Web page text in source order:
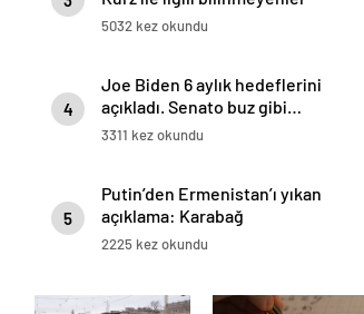
5032 kez okundu
4
açıkladı. Senato buz gibi…
3311 kez okundu
5
açıklama: Karabağ
Azerbaycan’ın ayrılmaz bir
parçasıdır!
2225 kez okundu